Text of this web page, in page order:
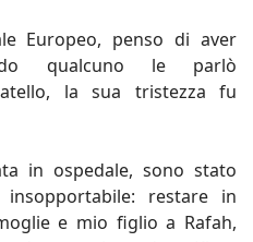
Europeo, penso di aver
qualcuno le parlò
la sua tristezza fu
in ospedale, sono stato
restare in
e mio figlio a Rafah,